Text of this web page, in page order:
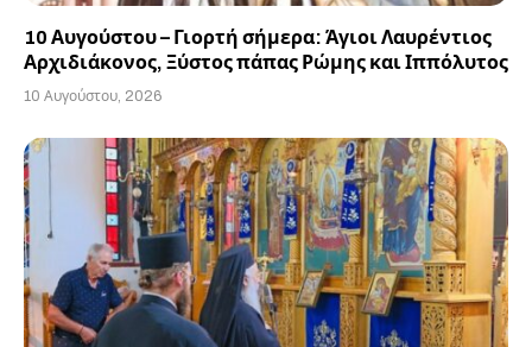
10 Αυγούστου – Γιορτή σήμερα: Άγιοι Λαυρέντιος
Αρχιδιάκονος, Ξύστος πάπας Ρώμης και Ιππόλυτος
10 Αυγούστου, 2026